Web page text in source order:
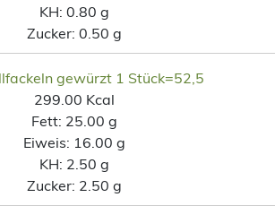
KH: 0.80 g
Zucker: 0.50 g
gewürzt 1 Stück=52,5
299.00 Kcal
Fett: 25.00 g
Eiweis: 16.00 g
KH: 2.50 g
Zucker: 2.50 g